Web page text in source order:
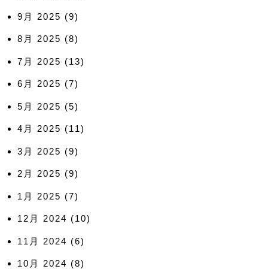
9月 2025 (9)
8月 2025 (8)
7月 2025 (13)
6月 2025 (7)
5月 2025 (5)
4月 2025 (11)
3月 2025 (9)
2月 2025 (9)
1月 2025 (7)
12月 2024 (10)
11月 2024 (6)
10月 2024 (8)